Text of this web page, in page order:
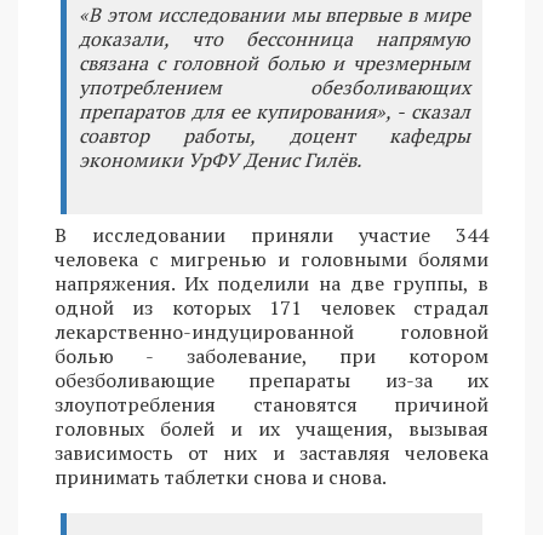
«В этом исследовании мы впервые в мире
доказали, что бессонница напрямую
связана с головной болью и чрезмерным
употреблением обезболивающих
препаратов для ее купирования», - сказал
соавтор работы, доцент кафедры
экономики УрФУ Денис Гилёв.
В исследовании приняли участие 344
человека с мигренью и головными болями
напряжения. Их поделили на две группы, в
одной из которых 171 человек страдал
лекарственно-индуцированной головной
болью - заболевание, при котором
обезболивающие препараты из-за их
злоупотребления становятся причиной
головных болей и их учащения, вызывая
зависимость от них и заставляя человека
принимать таблетки снова и снова.